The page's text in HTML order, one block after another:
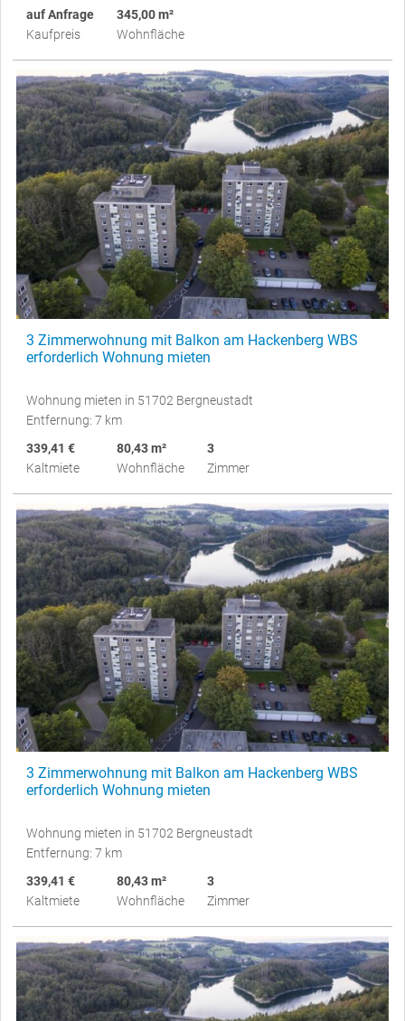
auf Anfrage
Kaufpreis
345,00 m²
Wohnfläche
3 Zimmerwohnung mit Balkon am Hackenberg WBS
erforderlich Wohnung mieten
Wohnung mieten in 51702 Bergneustadt
Entfernung: 7 km
339,41 €
Kaltmiete
80,43 m²
Wohnfläche
3
Zimmer
3 Zimmerwohnung mit Balkon am Hackenberg WBS
erforderlich Wohnung mieten
Wohnung mieten in 51702 Bergneustadt
Entfernung: 7 km
339,41 €
Kaltmiete
80,43 m²
Wohnfläche
3
Zimmer